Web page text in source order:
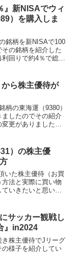
』新NISAでウィ
）を購入しま
銘柄を新NISAで100
の銘柄を紹介した
回りで約4％で総合
ら株主優待が
柄の東海運（9380）
したのでその紹介
更がありましたの
）の株主優
いた株主優待（お買
法と実際に買い物
いきたいと思いま
吸収合併。【連結
...
サッカー観戦し
』in2024
株主優待でJリーグ
様子を紹介してい